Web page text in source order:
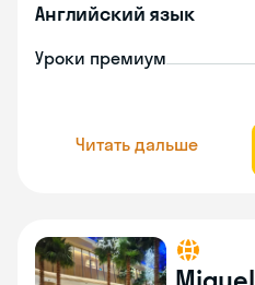
Английский язык
Уроки премиум
Читать дальше